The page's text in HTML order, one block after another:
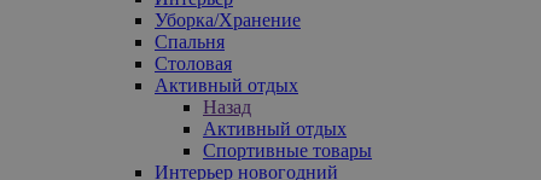
Уборка/Хранение
Спальня
Столовая
Активный отдых
Назад
Активный отдых
Спортивные товары
Интерьер новогодний